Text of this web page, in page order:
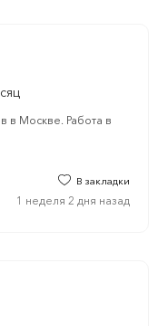
в Москве. Работа в
В закладки
1 неделя 2 дня назад